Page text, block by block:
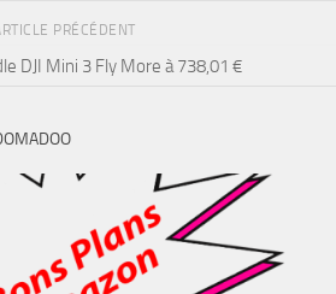
PRÉCÉDENT
DJI Mini 3 Fly More à 738,01 €